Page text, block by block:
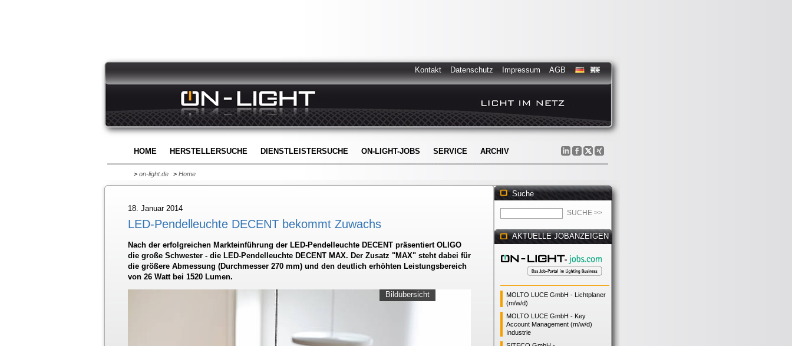
Kontakt Datenschutz Impressum AGB
HOME HERSTELLERSUCHE DIENSTLEISTERSUCHE ON-LIGHT-JOBS SERVICE ARCHIV
> on-light.de > Home
18. Januar 2014
LED-Pendelleuchte DECENT bekommt Zuwachs
Nach der erfolgreichen Markteinführung der LED-Pendelleuchte DECENT präsentiert OLIGO
die große Schwester - die LED-Pendelleuchte DECENT MAX. Der Zusatz "MAX" steht dabei für
die größere Abmessung (Durchmesser 270 mm) und den deutlich erhöhten Leistungsbereich
von 26 Watt bei 1520 Lumen.
Bildübersicht
Suche
AKTUELLE JOBANZEIGEN
MOLTO LUCE GmbH - Lichtplaner
(m/w/d)
MOLTO LUCE GmbH - Key
Account Management (m/w/d)
Industrie